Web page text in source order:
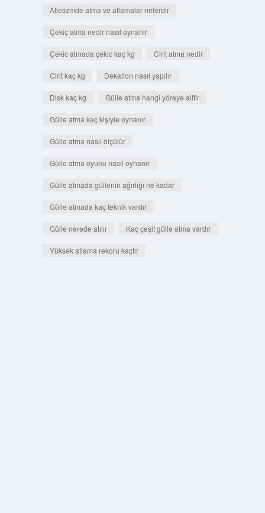
Atletizmde atma ve atlamalar nelerdir
Çekiç atma nedir nasıl oynanır
Çekic atmada çekic kaç kg Cirit atma nedir
Cirit kaç kg Dekatlon nasıl yapılır
Disk kaç kg Gülle atma hangi yöreye aittir
Gülle atma kaç kişiyle oynanır
Gülle atma nasıl ölçülür
Gülle atma oyunu nasıl oynanır
Gülle atmada güllenin ağırlığı ne kadar
Gülle atmada kaç teknik vardır
Gülle nerede atılır Kaç çeşit gülle atma vardır
Yüksek atlama rekoru kaçtır